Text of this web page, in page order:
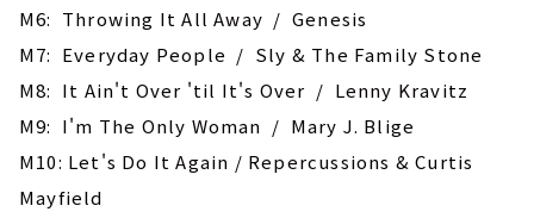
M6: Throwing It All Away / Genesis
M7: Everyday People / Sly & The Family Stone
M8: It Ain't Over 'til It's Over / Lenny Kravitz
M9: I'm The Only Woman / Mary J. Blige
M10: Let's Do It Again / Repercussions & Curtis
Mayfield